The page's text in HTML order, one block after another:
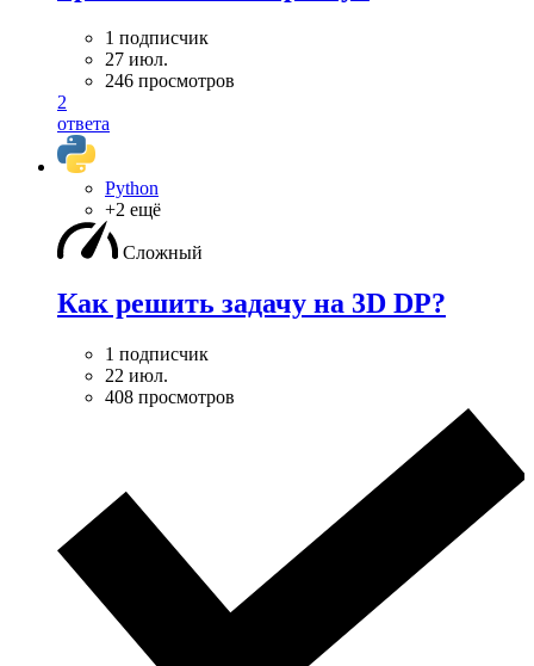
1 подписчик
27 июл.
246 просмотров
2
ответа
Python
+2 ещё
Сложный
Как решить задачу на 3D DP?
1 подписчик
22 июл.
408 просмотров